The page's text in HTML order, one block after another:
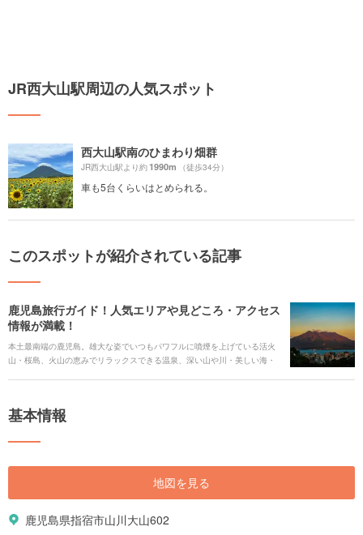
JR西大山駅周辺の人気スポット
西大山駅南のひまわり畑群
JR西大山駅より約1990m （徒歩34分）
車も5台くらいはとめられる。
このスポットが紹介されている記事
鹿児島旅行ガイド！人気エリアや見どころ・アクセス
情報が満載！
本土最南端の鹿児島。雄大な姿でいつもパワフルに噴煙を上げている活火
山・桜島、火山の恵みでリラックスできる温泉、深い山や川・美しい海・
スポットがたくさんです。今回は、見どころや人気の観光スポット、グル
基本情報
地図を見る
鹿児島県指宿市山川大山602